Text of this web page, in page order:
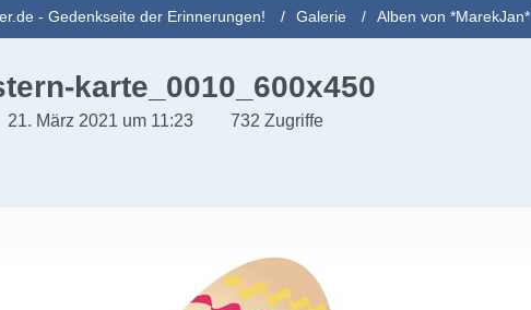
- Gedenkseite der Erinnerungen! Galerie Alben von *MarekJan*
karte_0010_600x450
21. März 2021 um 11:23 732 Zugriffe